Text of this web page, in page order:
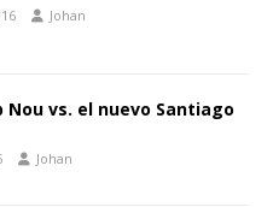
Johan
Nou vs. el nuevo Santiago
Johan